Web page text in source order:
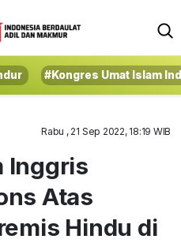
#Kongres Umat Islam
Rabu , 21 Sep 2022, 18:19 WIB
Inggris
Atas
Hindu di